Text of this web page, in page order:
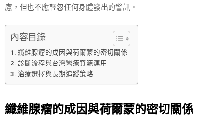
慮，但也不應輕忽任何身體發出的警訊。
內容目錄
纖維腺瘤的成因與荷爾蒙的密切關係
診斷流程與台灣醫療資源運用
治療選擇與長期追蹤策略
纖維腺瘤的成因與荷爾蒙的密切關係